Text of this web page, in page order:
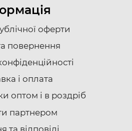
оферти
повернення
i оплата
оптом і в роздріб
партнером
та відповіді